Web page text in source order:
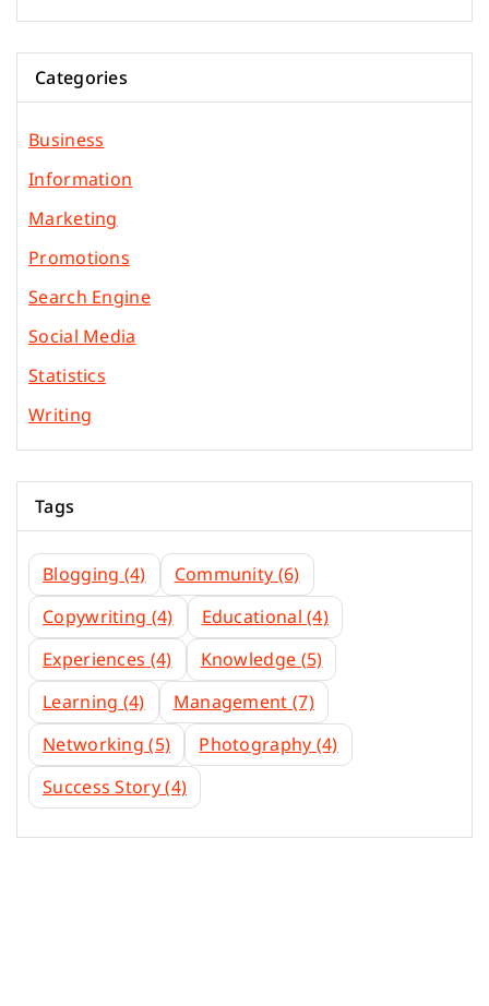
Categories
Business
Information
Marketing
Promotions
Search Engine
Social Media
Statistics
Writing
Tags
Blogging (4) Community (6)
Copywriting (4) Educational (4)
Experiences (4) Knowledge (5)
Learning (4) Management (7)
Networking (5) Photography (4)
Success Story(4)